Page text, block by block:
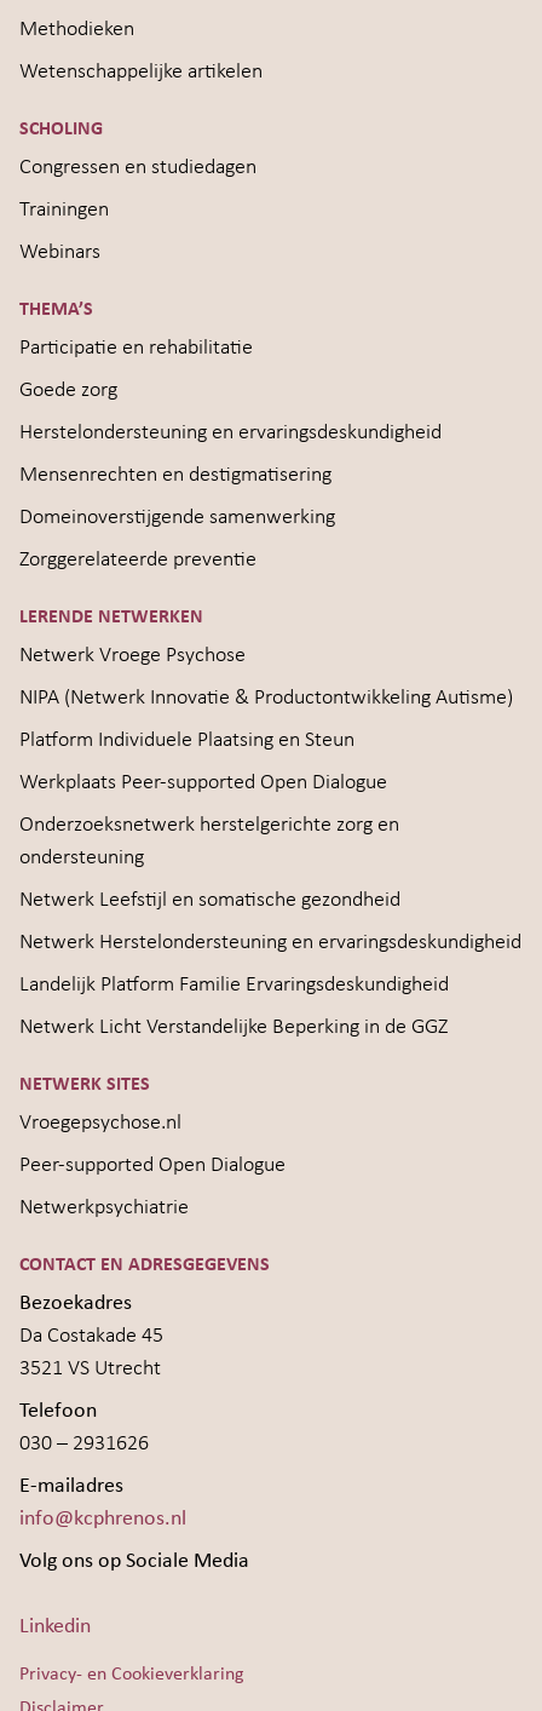
Methodieken
Wetenschappelijke artikelen
SCHOLING
Congressen en studiedagen
Trainingen
Webinars
THEMA’S
Participatie en rehabilitatie
Goede zorg
Herstelondersteuning en ervaringsdeskundigheid
Mensenrechten en destigmatisering
Domeinoverstijgende samenwerking
Zorggerelateerde preventie
LERENDE NETWERKEN
Netwerk Vroege Psychose
NIPA (Netwerk Innovatie & Productontwikkeling Autisme)
Platform Individuele Plaatsing en Steun
Werkplaats Peer-supported Open Dialogue
Onderzoeksnetwerk herstelgerichte zorg en
ondersteuning
Netwerk Leefstijl en somatische gezondheid
Netwerk Herstelondersteuning en ervaringsdeskundigheid
Landelijk Platform Familie Ervaringsdeskundigheid
Netwerk Licht Verstandelijke Beperking in de GGZ
NETWERK SITES
Vroegepsychose.nl
Peer-supported Open Dialogue
Netwerkpsychiatrie
CONTACT EN ADRESGEGEVENS
Bezoekadres
Da Costakade 45
3521 VS Utrecht
Telefoon
030 – 2931626
E-mailadres
info@kcphrenos.nl
Volg ons op Sociale Media
Linkedin
Privacy- en Cookieverklaring